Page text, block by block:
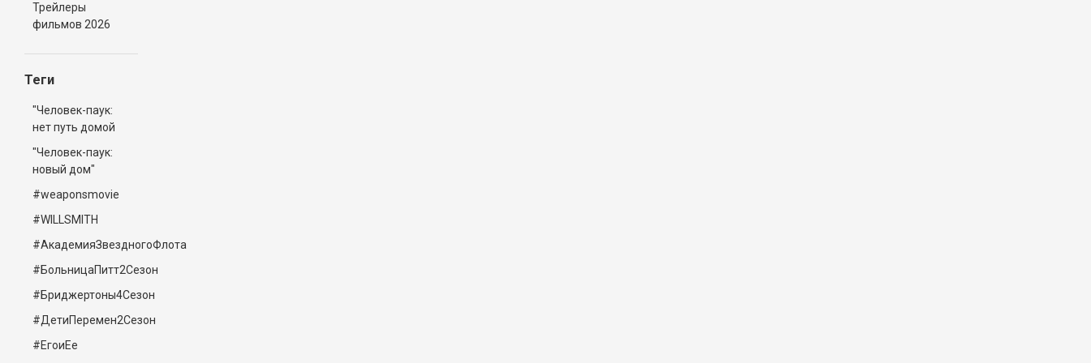
Трейлеры
фильмов 2026
Теги
"Человек-паук:
нет путь домой
"Человек-паук:
новый дом"
#weaponsmovie
#WILLSMITH
#АкадемияЗвездногоФлота
#БольницаПитт2Сезон
#Бриджертоны4Сезон
#ДетиПеремен2Сезон
#ЕгоиЕе